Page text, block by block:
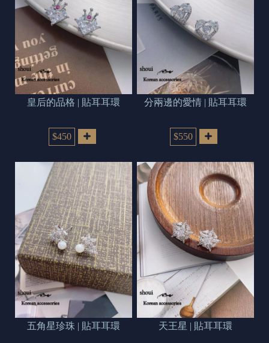
皇后的品格 | 貼耳耳環
$450
分兩邊的愛情 | 貼耳耳環
$550
五角星珍珠 | 貼耳耳環 天王星 | 貼耳耳環